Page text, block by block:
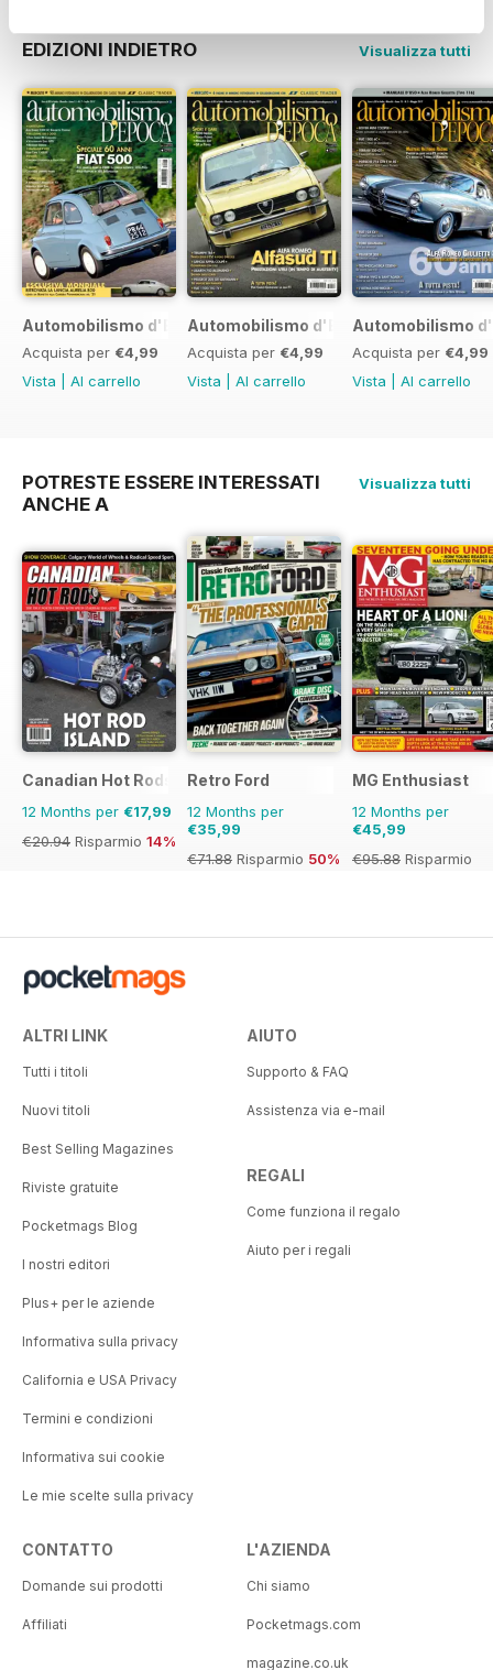
EDIZIONI INDIETRO Visualizza tutti
Automobilismo d'Epoca 7 2017
Acquista per €4,99
Vista
Al carrello
Automobilismo d'Epoca 6 2017
Acquista per €4,99
Vista
Al carrello
Automobilismo
Acquista per €4,99
Vista
Al carrello
POTRESTE ESSERE INTERESSATI
ANCHE A
Visualizza tutti
Canadian Hot Rods
12 Months per €17,99
€20.94 Risparmio 14%
Retro Ford
12 Months per
€35,99
€71.88 Risparmio 50%
MG Enthusiast
12 Months per
€45,99
€95.88 Risparmio
ALTRI LINK
Tutti i titoli
Nuovi titoli
Best Selling Magazines
Riviste gratuite
Pocketmags Blog
I nostri editori
Plus+ per le aziende
Informativa sulla privacy
California e USA Privacy
Termini e condizioni
Informativa sui cookie
Le mie scelte sulla privacy
AIUTO
Supporto & FAQ
Assistenza via e-mail
REGALI
Come funziona il regalo
Aiuto per i regali
CONTATTO
Domande sui prodotti
Affiliati
L'AZIENDA
Chi siamo
Pocketmags.com
magazine.co.uk